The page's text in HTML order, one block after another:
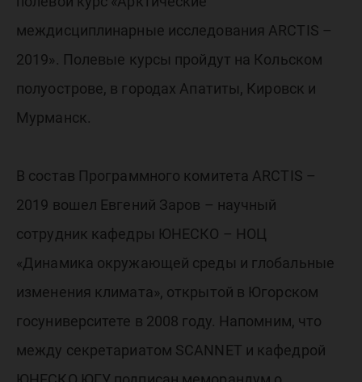
междисциплинарные исследования ARCTIS –
2019». Полевые курсы пройдут на Кольском
полуострове, в городах Апатиты, Кировск и
Мурманск.
В состав Программного комитета ARCTIS –
2019 вошел Евгений Заров – научный
сотрудник кафедры ЮНЕСКО – НОЦ
«Динамика окружающей среды и глобальные
изменения климата», открытой в Югорском
госуниверситете в 2008 году. Напомним, что
между секретариатом SCANNET и кафедрой